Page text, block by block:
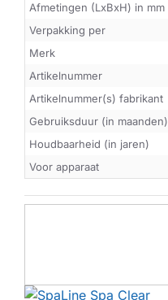
Afmetingen (LxBxH) in mm
Verpakking per
Merk
Artikelnummer
Artikelnummer(s) fabrikant
Gebruiksduur (in maanden)
Houdbaarheid (in jaren)
Voor apparaat